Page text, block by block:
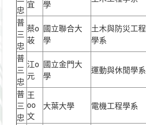
忠
宜
學
普
三
忠
蔡o
荍
國立聯合大
學
土木與防災工程
學系
普
三
忠
江o
元
國立金門大
學
運動與休閒學系
普
三
忠
王
oo
文
大葉大學 電機工程學系